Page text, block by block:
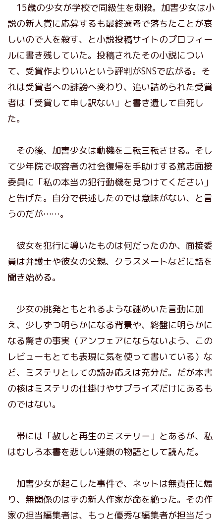
15歳の少女が学校で同級生を刺殺。加害少女は小
説の新人賞に応募するも最終選考で落ちたことが哀
しいので人を殺す、と小説投稿サイトのプロフィー
ルに書き残していた。投稿されたその小説につい
て、受賞作よりいいという評判がSNSで広がる。そ
れは受賞者への誹謗へ変わり、追い詰められた受賞
者は「受賞して申し訳ない」と書き遺して自死し
た。
その後、加害少女は動機を二転三転させる。そし
て少年院で収容者の社会復帰を手助けする篤志面接
委員に「私の本当の犯行動機を見つけてください」
と告げた。自分で供述したのでは意味がない、と言
うのだが……。
彼女を犯行に導いたものは何だったのか、面接委
員は弁護士や彼女の父親、クラスメートなどに話を
聞き始める。
少女の挑発ともとれるような謎めいた言動に加
え、少しずつ明らかになる背景や、終盤に明らかに
なる驚きの事実（アンフェアにならないよう、この
レビューもとても表現に気を使って書いている）な
ど、ミステリとしての読み応えは充分だ。だが本書
の核はミステリの仕掛けやサプライズだけにあるも
のではない。
帯には「赦しと再生のミステリー」とあるが、私
はむしろ本書を悲しい連鎖の物語として読んだ。
加害少女が起こした事件で、ネットは無責任に煽
り、無関係のはずの新人作家が命を絶った。その作
家の担当編集者は、もっと優秀な編集者が担当だっ